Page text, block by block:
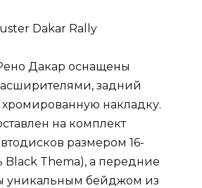
Дакар оснащены
задний
накладку.
на комплект
размером 16-
Thema), а передние
уникальным бейджом из